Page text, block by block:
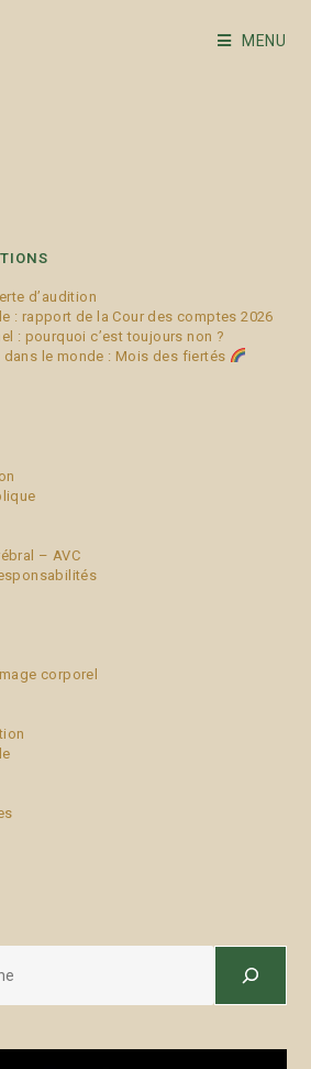
MENU
d’audition
: rapport de la Cour des comptes 2026
: pourquoi c’est toujours non ?
dans le monde : Mois des fiertés
– AVC
corporel